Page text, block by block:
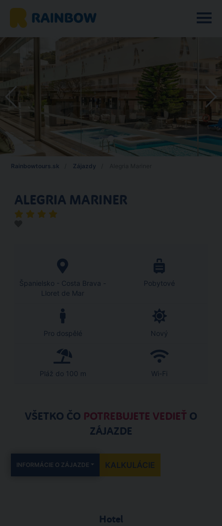
Rainbowtours.sk Zájazdy
ALEGRIA MARINER
Španielsko - Costa Brava -
Lloret de Mar
Pobytové
Pro dospělé Nový
Pláž do 100 m Wi-Fi
VŠETKO ČO POTREBUJETE VEDIEŤ O
ZÁJAZDE
INFORMÁCIE O ZÁJAZDE KALKULÁCIE
Hotel